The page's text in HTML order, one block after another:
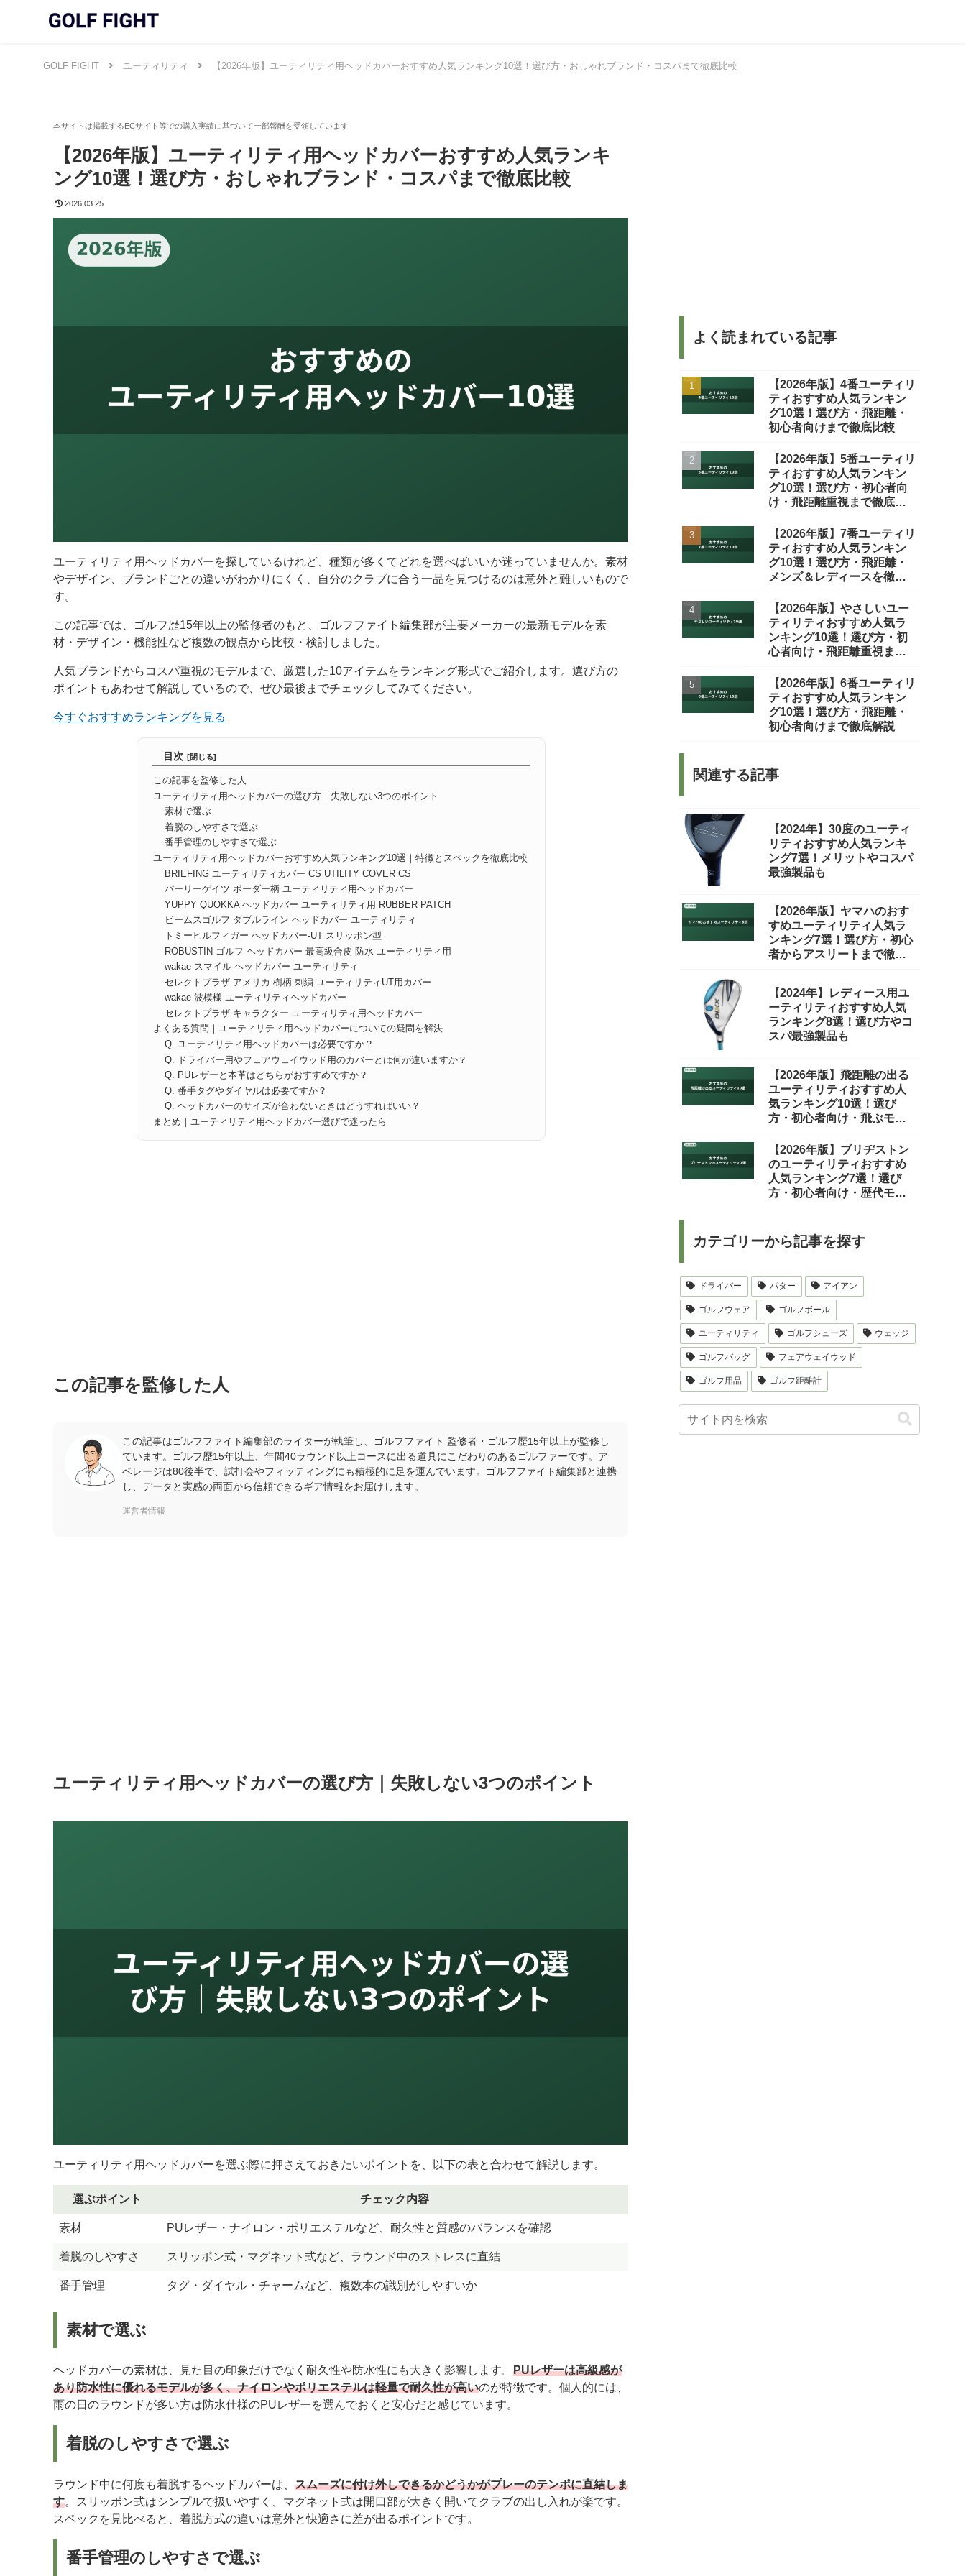
GOLF FIGHT ユーティリティ 【2026年版】ユーティリティ用ヘッドカバーおすすめ人気ランキング10選！選び方・おしゃれブランド・コスパまで徹底比較
【2026年版】ユーティリティ用ヘッドカバーおすすめ人気ランキ
ング10選！選び方・おしゃれブランド・コスパまで徹底比較
2026.03.25
ユーティリティ用ヘッドカバーを探しているけれど、種類が多くてどれを選べばいいか迷っていませんか。素材
やデザイン、ブランドごとの違いがわかりにくく、自分のクラブに合う一品を見つけるのは意外と難しいもので
す。
この記事では、ゴルフ歴15年以上の監修者のもと、ゴルフファイト編集部が主要メーカーの最新モデルを素
材・デザイン・機能性など複数の観点から比較・検討しました。
人気ブランドからコスパ重視のモデルまで、厳選した10アイテムをランキング形式でご紹介します。選び方の
ポイントもあわせて解説しているので、ぜひ最後までチェックしてみてください。
今すぐおすすめランキングを見る
目次
この記事を監修した人
ユーティリティ用ヘッドカバーの選び方｜失敗しない3つのポイント
素材で選ぶ
着脱のしやすさで選ぶ
番手管理のしやすさで選ぶ
ユーティリティ用ヘッドカバーおすすめ人気ランキング10選｜特徴とスペックを徹底比較
BRIEFING ユーティリティカバー CS UTILITY COVER CS
パーリーゲイツ ボーダー柄 ユーティリティ用ヘッドカバー
YUPPY QUOKKA ヘッドカバー ユーティリティ用 RUBBER PATCH
ビームスゴルフ ダブルライン ヘッドカバー ユーティリティ
トミーヒルフィガー ヘッドカバー-UT スリッポン型
ROBUSTIN ゴルフ ヘッドカバー 最高級合皮 防水 ユーティリティ用
wakae スマイル ヘッドカバー ユーティリティ
セレクトプラザ アメリカ 樹柄 刺繍 ユーティリティUT用カバー
wakae 波模様 ユーティリティヘッドカバー
セレクトプラザ キャラクター ユーティリティ用ヘッドカバー
よくある質問｜ユーティリティ用ヘッドカバーについての疑問を解決
Q. ユーティリティ用ヘッドカバーは必要ですか？
Q. ドライバー用やフェアウェイウッド用のカバーとは何が違いますか？
Q. PUレザーと本革はどちらがおすすめですか？
Q. 番手タグやダイヤルは必要ですか？
Q. ヘッドカバーのサイズが合わないときはどうすればいい？
まとめ｜ユーティリティ用ヘッドカバー選びで迷ったら
この記事を監修した人
この記事はゴルフファイト編集部のライターが執筆し、ゴルフファイト 監修者・ゴルフ歴15年以上が監修し
ています。ゴルフ歴15年以上、年間40ラウンド以上コースに出る道具にこだわりのあるゴルファーです。ア
ベレージは80後半で、試打会やフィッティングにも積極的に足を運んでいます。ゴルフファイト編集部と連携
し、データと実感の両面から信頼できるギア情報をお届けします。
運営者情報
ユーティリティ用ヘッドカバーの選び方｜失敗しない3つのポイント
ユーティリティ用ヘッドカバーを選ぶ際に押さえておきたいポイントを、以下の表と合わせて解説します。
選ぶポイント チェック内容
素材 PUレザー・ナイロン・ポリエステルなど、耐久性と質感のバランスを確認
着脱のしやすさ スリッポン式・マグネット式など、ラウンド中のストレスに直結
番手管理 タグ・ダイヤル・チャームなど、複数本の識別がしやすいか
素材で選ぶ
ヘッドカバーの素材は、見た目の印象だけでなく耐久性や防水性にも大きく影響します。 PUレザーは高級感が
あり防水性に優れるモデルが多く、ナイロンやポリエステルは軽量で耐久性が高いのが特徴です。個人的には、
雨の日のラウンドが多い方は防水仕様のPUレザーを選んでおくと安心だと感じています。
着脱のしやすさで選ぶ
ラウンド中に何度も着脱するヘッドカバーは、 スムーズに付け外しできるかどうかがプレーのテンポに直結しま
す。スリッポン式はシンプルで扱いやすく、マグネット式は開口部が大きく開いてクラブの出し入れが楽です。
スペックを見比べると、着脱方式の違いは意外と快適さに差が出るポイントです。
番手管理のしやすさで選ぶ
よく読まれている記事
【2026年版】4番ユーティリ
ティおすすめ人気ランキン
グ10選！選び方・飛距離・
初心者向けまで徹底比較
【2026年版】5番ユーティリ
ティおすすめ人気ランキン
グ10選！選び方・初心者向
け・飛距離重視まで徹底比
【2026年版】7番ユーティリ
ティおすすめ人気ランキン
グ10選！選び方・飛距離・
メンズ＆レディースを徹底
【2026年版】やさしいユー
ティリティおすすめ人気ラ
ンキング10選！選び方・初
心者向け・飛距離重視まで
【2026年版】6番ユーティリ
ティおすすめ人気ランキン
グ10選！選び方・飛距離・
初心者向けまで徹底解説
関連する記事
【2024年】30度のユーティ
リティおすすめ人気ランキ
ング7選！メリットやコスパ
最強製品も
【2026年版】ヤマハのおす
すめユーティリティ人気ラ
ンキング7選！選び方・初心
者からアスリートまで徹底
【2024年】レディース用ユ
ーティリティおすすめ人気
ランキング8選！選び方やコ
スパ最強製品も
【2026年版】飛距離の出る
ユーティリティおすすめ人
気ランキング10選！選び
方・初心者向け・飛ぶモデ
【2026年版】ブリヂストン
のユーティリティおすすめ
人気ランキング7選！選び
方・初心者向け・歴代モデ
カテゴリーから記事を探す
ドライバー パター アイアン
ゴルフウェア ゴルフボール
ユーティリティ ゴルフシューズ ウェッジ
ゴルフバッグ フェアウェイウッド
ゴルフ用品 ゴルフ距離計